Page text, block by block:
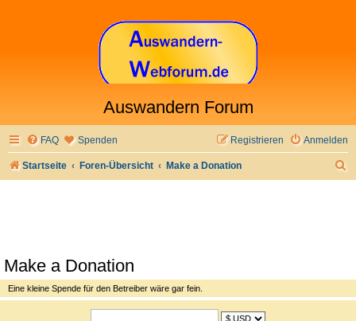
Auswandern Forum
FAQ Spenden Anmelden
Registrieren
Startseite Foren-Übersicht Make a Donation
Make a Donation
Eine kleine Spende für den Betreiber wäre gar fein.